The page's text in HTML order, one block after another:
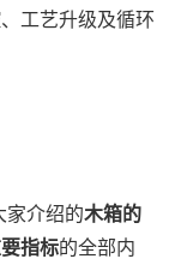
工艺升级及循环
介绍的木箱的
指标的全部内